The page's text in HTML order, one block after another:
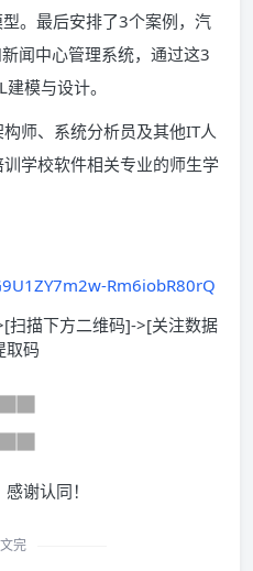
。最后安排了3个案例，汽
闻中心管理系统，通过这3
模与设计。
师、系统分析员及其他IT人
学校软件相关专业的师生学
Rm6iobR80rQ
扫描下方二维码]->[关注数据
取码
谢认同！
完